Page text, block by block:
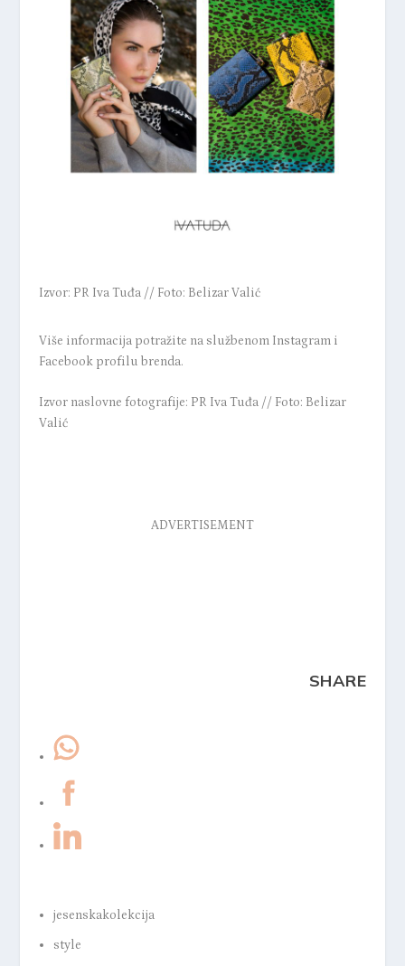
Izvor: PR Iva Tuđa // Foto: Belizar Valić
Više informacija potražite na službenom Instagrami
Facebookprofilu brenda.
Izvor naslovne fotografije: PR Iva Tuđa // Foto: Belizar
Valić
ADVERTISEMENT
SHARE
jesenskakolekcija
style